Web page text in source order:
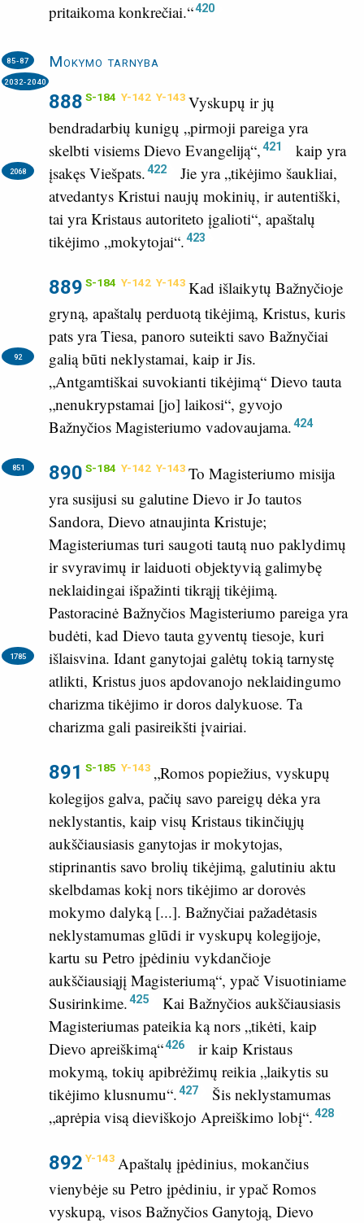
pritaikoma konkrečiai.“420
Mokymo tarnyba
85-87
2032-2040
888 S-184 Y-142 Y-143 Vyskupų ir jų
bendradarbių kunigų „pirmoji pareiga yra
skelbti visiems Dievo Evangeliją“,421
kaip yra
įsakęs Viešpats.422
2068
Jie yra „tikėjimo šaukliai,
atvedantys Kristui naujų mokinių, ir autentiški,
tai yra Kristaus autoriteto įgalioti“, apaštalų
tikėjimo „mokytojai“.423
889 S-184 Y-142 Y-143 Kad išlaikytų Bažnyčioje
gryną, apaštalų perduotą tikėjimą, Kristus, kuris
pats yra Tiesa, panoro suteikti savo Bažnyčiai
galią būti neklystamai, kaip ir Jis.
92
„Antgamtiškai suvokianti tikėjimą“ Dievo tauta
„nenukrypstamai [jo] laikosi“, gyvojo
Bažnyčios Magisteriumo vadovaujama.424
890 S-184 Y-142 Y-143
851
To Magisteriumo misija
yra susijusi su galutine Dievo ir Jo tautos
Sandora, Dievo atnaujinta Kristuje;
Magisteriumas turi saugoti tautą nuo paklydimų
ir svyravimų ir laiduoti objektyvią galimybę
neklaidingai išpažinti tikrąjį tikėjimą.
Pastoracinė Bažnyčios Magisteriumo pareiga yra
budėti, kad Dievo tauta gyventų tiesoje, kuri
išlaisvina.
1785
Idant ganytojai galėtų tokią tarnystę
atlikti, Kristus juos apdovanojo neklaidingumo
charizma tikėjimo ir doros dalykuose. Ta
charizma gali pasireikšti įvairiai.
891 S-185 Y-143 „Romos popiežius, vyskupų
kolegijos galva, pačių savo pareigų dėka yra
neklystantis, kaip visų Kristaus tikinčiųjų
aukščiausiasis ganytojas ir mokytojas,
stiprinantis savo brolių tikėjimą, galutiniu aktu
skelbdamas kokį nors tikėjimo ar dorovės
mokymo dalyką [...]. Bažnyčiai pažadėtasis
neklystamumas glūdi ir vyskupų kolegijoje,
kartu su Petro įpėdiniu vykdančioje
aukščiausiąjį Magisteriumą“, ypač Visuotiniame
Susirinkime.425
Kai Bažnyčios aukščiausiasis
Magisteriumas pateikia ką nors „tikėti, kaip
Dievo apreiškimą“426
ir kaip Kristaus
mokymą, tokių apibrėžimų reikia „laikytis su
tikėjimo klusnumu“.427
Šis neklystamumas
„aprėpia visą dieviškojo Apreiškimo lobį“.428
892 Y-143 Apaštalų įpėdinius, mokančius
vienybėje su Petro įpėdiniu, ir ypač Romos
vyskupą, visos Bažnyčios Ganytoją, Dievo